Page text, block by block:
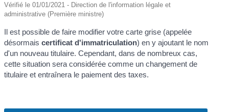
Vérifié le 01/01/2021 - Direction de l'information légale et
administrative (Première ministre)
Il est possible de faire modifier votre carte grise (appelée
désormaiscertificat d'immatriculation) en y ajoutant le nom
d'un nouveau titulaire. Cependant, dans de nombreux cas,
cette situation sera considérée comme un changement de
titulaire et entraînera le paiement des taxes.